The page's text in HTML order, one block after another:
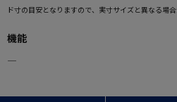
ド寸の目安となりますので、実寸サイズと異なる場合
機能
―